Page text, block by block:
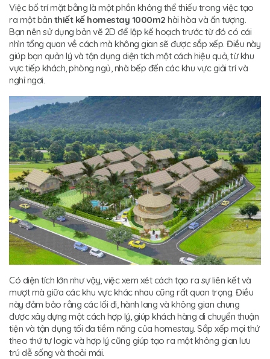
Việc bố trí mặt bằng là một phần không thể thiếu trong việc tạo
ra một bản thiết kế homestay 1000m2 hài hòa và ấn tượng.
Bạn nên sử dụng bản vẽ 2D để lập kế hoạch trước từ đó có cái
nhìn tổng quan về cách mà không gian sẽ được sắp xếp. Điều này
giúp bạn quản lý và tận dụng diện tích một cách hiệu quả, từ khu
vực tiếp khách, phòng ngủ, nhà bếp đến các khu vực giải trí và
nghỉ ngơi.
Có diện tích lớn như vậy, việc xem xét cách tạo ra sự liên kết và
mượt mà giữa các khu vực khác nhau cũng rất quan trọng. Điều
này đảm bảo rằng các lối đi, hành lang và không gian chung
được xây dựng một cách hợp lý, giúp khách hàng di chuyển thuận
tiện và tận dụng tối đa tiềm năng của homestay. Sắp xếp mọi thứ
theo thứ tự logic và hợp lý cũng giúp tạo ra một không gian lưu
trú dễ sống và thoải mái.